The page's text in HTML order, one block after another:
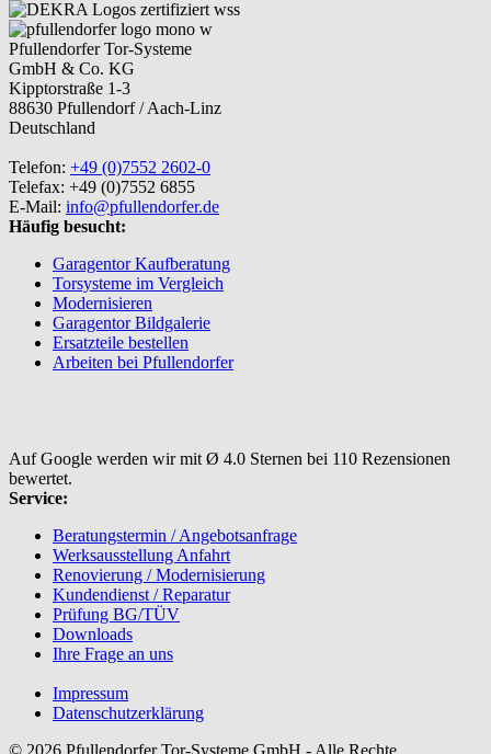
Pfullendorfer Tor-Systeme
GmbH & Co. KG
Kipptorstraße 1-3
88630 Pfullendorf / Aach-Linz
Deutschland
Telefon: +49 (0)7552 2602-0
Telefax: +49 (0)7552 6855
E-Mail: info@pfullendorfer.de
Häufig besucht:
Garagentor Kaufberatung
Torsysteme im Vergleich
Modernisieren
Garagentor Bildgalerie
Ersatzteile bestellen
Arbeiten bei Pfullendorfer
Auf Google werden wir mit Ø 4.0 Sternen bei 110 Rezensionen
bewertet.
Service:
Beratungstermin / Angebotsanfrage
Werksausstellung Anfahrt
Renovierung / Modernisierung
Kundendienst / Reparatur
Prüfung BG/TÜV
Downloads
Ihre Frage an uns
Impressum
Datenschutzerklärung
© 2026 Pfullendorfer Tor-Systeme GmbH - Alle Rechte